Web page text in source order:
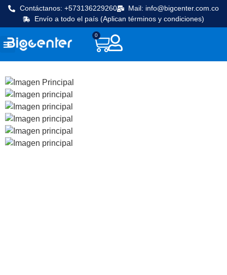
Contáctanos: +573136229260
Mail: info@bigcenter.com.co
Envío a todo el país (Aplican términos y condiciones)
0